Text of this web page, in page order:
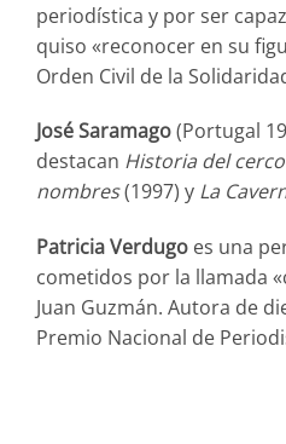
periodística y por ser
quiso «reconocer en su
Orden Civil de la
José Saramago(Portugal
destacan Historia del
nombres(1997) y La
Patricia Verdugo es una
cometidos por la llamada
Juan Guzmán. Autora de
Premio Nacional de